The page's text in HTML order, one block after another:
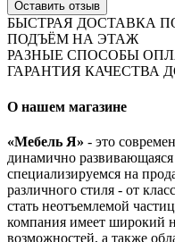
Оставить отзыв
БЫСТРАЯ ДОСТАВКА
ПОДЪЁМ НА ЭТАЖ
РАЗНЫЕ СПОСОБЫ
ГАРАНТИЯ КАЧЕСТВА
О нашем магазине
«Мебель Я» - это
динамично
специализируемся на
различного стиля - от
стать неотъемлемой
компания имеет широкий
возможностей, а также